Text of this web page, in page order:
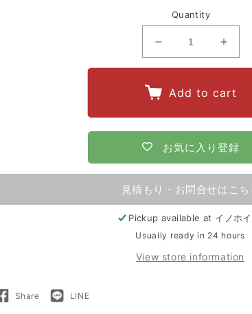
Quantity
quantity
for
panel
12W
for
panel
12W
Add to cart
お気に入り登録
見積もり・お問合せはこ
Pickup available at イノホイ
Usually ready in 24 hours
View store information
ShareShare
LINELINE
で